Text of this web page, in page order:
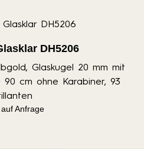
DH5206
Glaskugel 20 mm mit
cm ohne Karabiner, 93
Anfrage